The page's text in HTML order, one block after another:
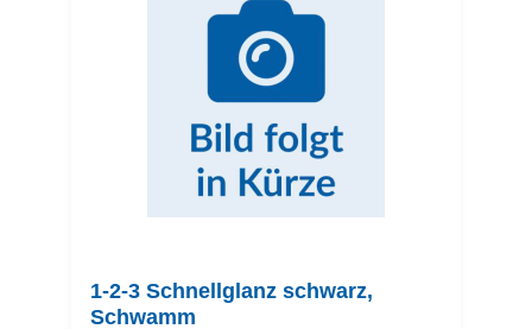
1-2-3 Schnellglanz schwarz,
Schwamm